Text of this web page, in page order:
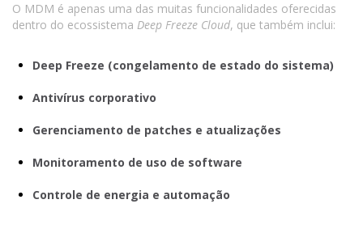
O MDM é apenas uma das muitas funcionalidades oferecidas
dentro do ecossistema Deep Freeze Cloud, que também inclui:
Deep Freeze (congelamento de estado do sistema)
Antivírus corporativo
Gerenciamento de patches e atualizações
Monitoramento de uso de software
Controle de energia e automação